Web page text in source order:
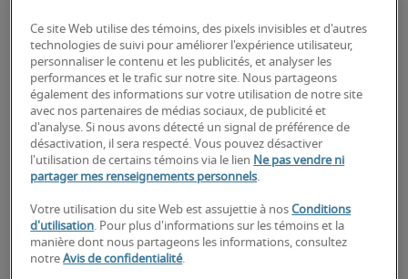
Fournir des recommandations pour
l'architecture et l'optimisation du réseau pour
les technologies sans fil et mobiles.
Documenter l'infrastructure et la conception du
réseau.
À la recherche d'un ingénieur de
réseau sans-fil ou d'un poste
d'ingénieur de réseau sans-fil?
Ce site Web utilise des témoins, des pixels invisibles et d'autres
technologies de suivi pour améliorer l'expérience utilisateur,
personnaliser le contenu et les publicités, et analyser les
performances et le trafic sur notre site. Nous partageons
également des informations sur votre utilisation de notre site
avec nos partenaires de médias sociaux, de publicité et
d'analyse. Si nous avons détecté un signal de préférence de
désactivation, il sera respecté. Vous pouvez désactiver
l'utilisation de certains témoins via le lien Ne pas vendre ni
partager mes renseignements personnels.
Votre utilisation du site Web est assujettie à nosConditions
d'utilisation. Pour plus d'informations sur les témoins et la
manière dont nous partageons les informations, consultez
notreAvis de confidentialité.